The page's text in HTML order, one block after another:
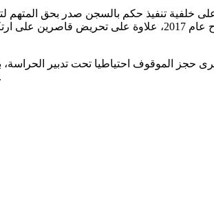
خلفية تنفيذ حكم بالسجن صدر بحق المتهم
التهديد باستعمال السلاح عام 2017، علاوة على
حجز الموقوف احتياطيا تحت تدبير الحراسة،
قصد التعجيل بإرسال ملف التسليم إلى باريس.